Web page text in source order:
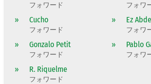
フォワード フォワ
» Cucho
フォワード
» Ez Abde
フォワ
» Gonzalo Petit
フォワード
» Pablo
フォワ
» R. Riquelme
フォワード